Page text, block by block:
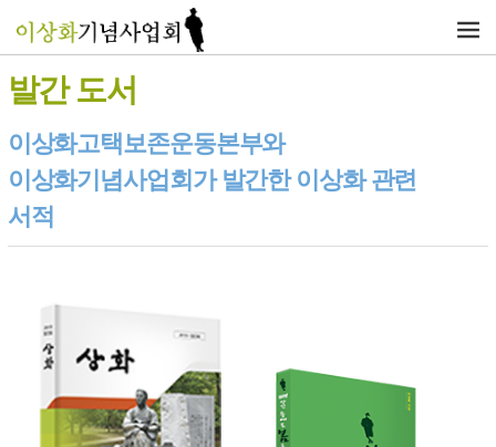
발간 도서
이상화고택보존운동본부와
이상화기념사업회가 발간한 이상화 관련
서적